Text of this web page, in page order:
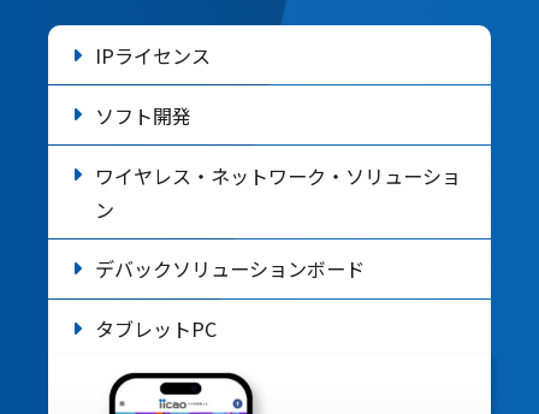
IPライセンス
ソフト開発
ワイヤレス・ネットワーク・ソリューショ
ン
デバックソリューションボード
タブレットPC
電子錠